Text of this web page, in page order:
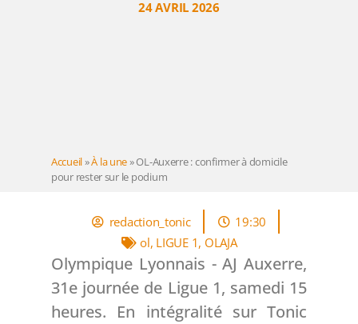
24 AVRIL 2026
Accueil»À la une»OL-Auxerre : confirmer à domicile
pour rester sur le podium
redaction_tonic
19:30
ol, LIGUE 1, OLAJA
Olympique Lyonnais - AJ Auxerre,
31e journée de Ligue 1, samedi 15
heures. En intégralité sur Tonic